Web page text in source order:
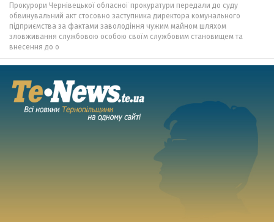
Прокурори Чернівецької обласної прокуратури передали до суду
обвинувальний акт стосовно заступника директора комунального
підприємства за фактами заволодіння чужим майном шляхом
зловживання службовою особою своїм службовим становищем та
внесення до о